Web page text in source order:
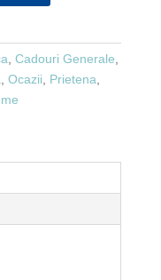
Cadouri Generale
Ocazii Prietena